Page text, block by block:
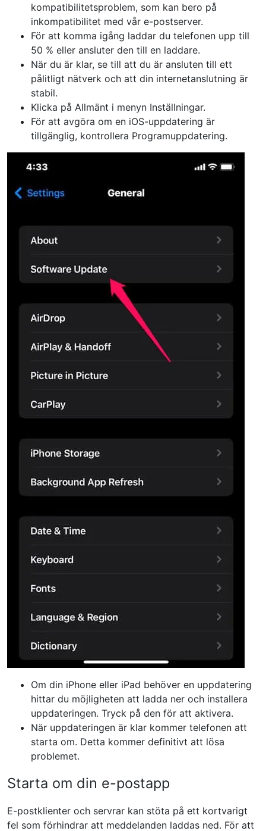
kompatibilitetsproblem, som kan bero på
inkompatibilitet med vår e-postserver.
För att komma igång laddar du telefonen upp till
50 % eller ansluter den till en laddare.
När du är klar, se till att du är ansluten till ett
pålitligt nätverk och att din internetanslutning är
stabil.
Klicka på Allmänt i menyn Inställningar.
För att avgöra om en iOS-uppdatering är
tillgänglig, kontrollera Programuppdatering.
Om din iPhone eller iPad behöver en uppdatering
hittar du möjligheten att ladda ner och installera
uppdateringen. Tryck på den för att aktivera.
När uppdateringen är klar kommer telefonen att
starta om. Detta kommer definitivt att lösa
problemet.
Starta om din e-postapp
E-postklienter och servrar kan stöta på ett kortvarigt
fel som förhindrar att meddelanden laddas ned. För att